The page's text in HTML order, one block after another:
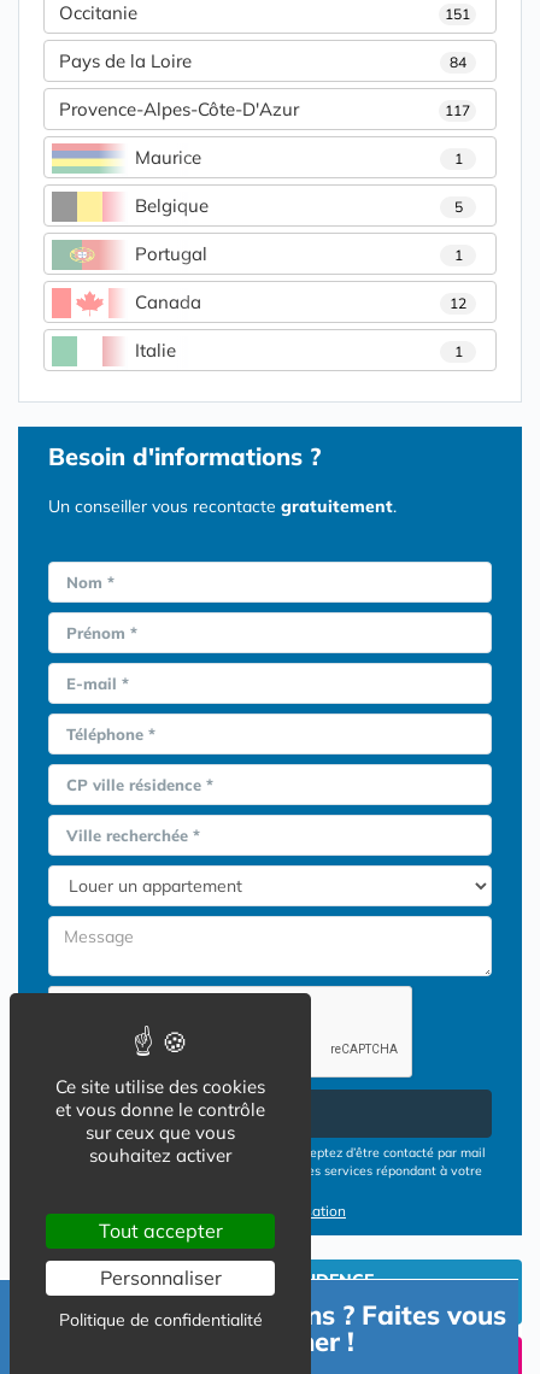
Occitanie 151
Pays de la Loire 84
Provence-Alpes-Côte-D'Azur 117
Maurice 1
Belgique 5
Portugal 1
Canada 12
Italie 1
Besoin d'informations ?
Un conseiller vous recontacte gratuitement.
Nom *
Prénom *
E-mail *
Téléphone *
CP ville résidence *
Ville recherchée *
Envoyer
En cliquant sur le bouton ENVOYER vous acceptez d’être contacté par mail
ou téléphone par les opérateurs de résidences services répondant à votre
Conditions d'utilisation
INVESTIR EN RESIDENCE
UN SEJOUR TEMPORAIIRE
Besoin d'informations ? Faites vous
accompagner !
Ce site utilise des cookies
et vous donne le contrôle
sur ceux que vous
souhaitez activer
Tout accepter
Personnaliser
Politique de confidentialité